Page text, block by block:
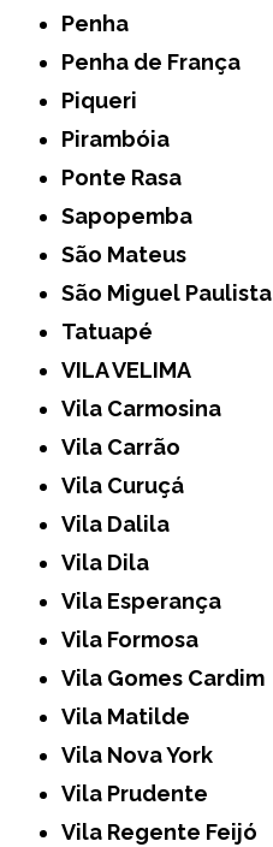
Penha
Penha de França
Piqueri
Pirambóia
Ponte Rasa
Sapopemba
São Mateus
São Miguel Paulista
Tatuapé
VILA VELIMA
Vila Carmosina
Vila Carrão
Vila Curuçá
Vila Dalila
Vila Dila
Vila Esperança
Vila Formosa
Vila Gomes Cardim
Vila Matilde
Vila Nova York
Vila Prudente
Vila Regente Feijó